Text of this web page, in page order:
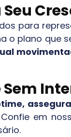
Seu
para
o plano que
em